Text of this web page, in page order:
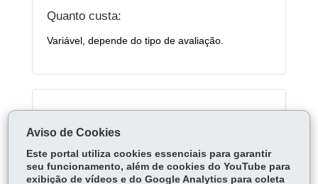
Quanto custa:
Variável, depende do tipo de avaliação.
Solicitar ensaios físicos-químicos ao Tecpar
Aviso de Cookies
Este portal utiliza cookies essenciais para garantir
seu funcionamento, além de cookies do YouTube para
exibição de vídeos e do Google Analytics para coleta